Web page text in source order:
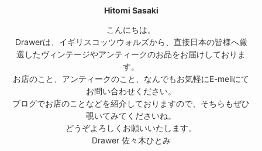
Hitomi Sasaki
こんにちは。
Drawerは、イギリスコッツウォルズから、直接日本の皆様へ厳
選したヴィンテージやアンティークのお品をお届けしておりま
す。
お店のこと、アンティークのこと、なんでもお気軽にE-meilにて
お問い合わせください。
ブログでお店のことなどを紹介しておりますので、そちらもぜひ
覗いてみてくださいね。
どうぞよろしくお願いいたします。
Drawer 佐々木ひとみ